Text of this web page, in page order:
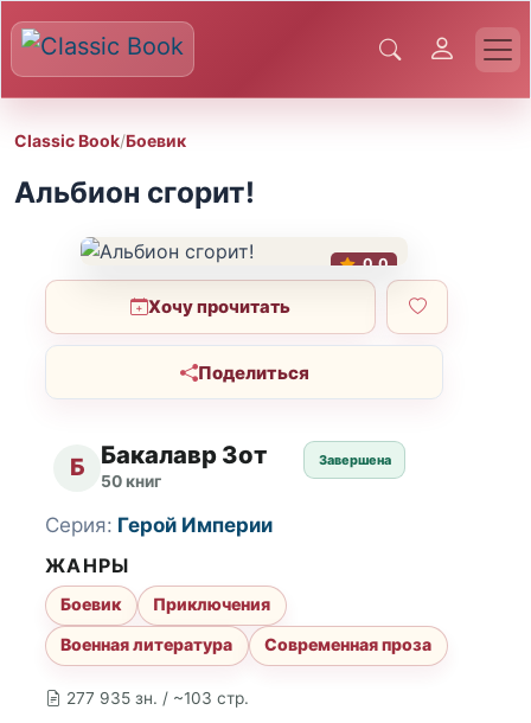
Classic Book/Боевик
Альбион сгорит!
0.0
Хочу прочитать
Поделиться
Б Бакалавр Зот
50 книг
Завершена
277 935 зн. / ~103 стр.
Серия: Герой Империи
ЖАНРЫ
Боевик
Приключения
Военная литература
Современная проза